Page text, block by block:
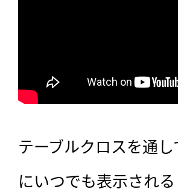
テーブルクロスを通
にいつでも表示され